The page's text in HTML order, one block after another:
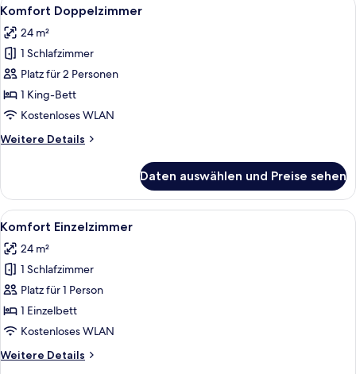
Fotos
für
Komfort
Doppelzimmer
anzeigen
4
Komfort Doppelzimmer
24 m²
1 Schlafzimmer
Platz für 2 Personen
1 King-Bett
Kostenloses WLAN
Weitere Details
Weitere
Doppelzimmer
Daten auswählen und Preise sehen
Alle
Fotos
für
Komfort
Einzelzimmer
anzeigen
Ein ordentlich gemachtes Bett mit
4
Komfort Einzelzimmer
24 m²
1 Schlafzimmer
Platz für 1 Person
1 Einzelbett
Kostenloses WLAN
Weitere Details
Weitere